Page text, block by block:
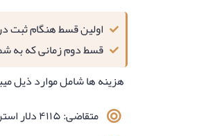
اولین قسط هنگام ثبت
قسط دوم زمانی که به
هزینه ها شامل موارد ذیل
متقاضی: ۴۱۱۵ دلار استرالیا